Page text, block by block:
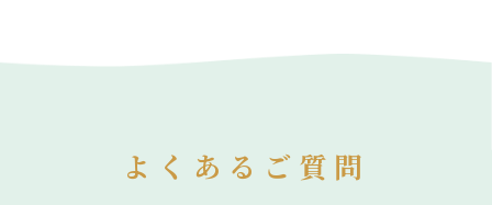
よくあるご質問